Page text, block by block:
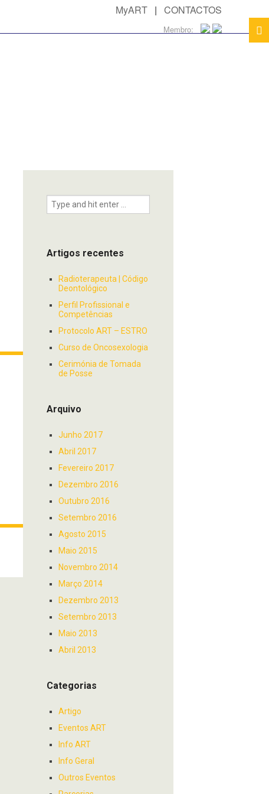
MyART | CONTACTOS
Membro:
Artigos recentes
Radioterapeuta | Código
Deontológico
Perfil Profissional e
Competências
Protocolo ART – ESTRO
Curso de Oncosexologia
Cerimónia de Tomada
de Posse
Arquivo
Junho 2017
Abril 2017
Fevereiro 2017
Dezembro 2016
Outubro 2016
Setembro 2016
Agosto 2015
Maio 2015
Novembro 2014
Março 2014
Dezembro 2013
Setembro 2013
Maio 2013
Abril 2013
Categorias
Artigo
Eventos ART
Info ART
Info Geral
Outros Eventos